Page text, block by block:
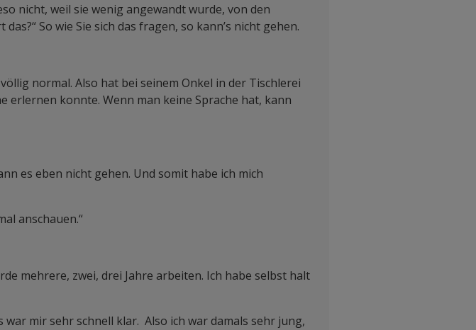
nicht, weil sie wenig angewandt wurde, von den
So wie Sie sich das fragen, so kann’s nicht gehen.
normal. Also hat bei seinem Onkel in der Tischlerei
erlernen konnte. Wenn man keine Sprache hat, kann
es eben nicht gehen. Und somit habe ich mich
anschauen.“
mehrere, zwei, drei Jahre arbeiten. Ich habe selbst halt
war mir sehr schnell klar. Also ich war damals sehr jung,